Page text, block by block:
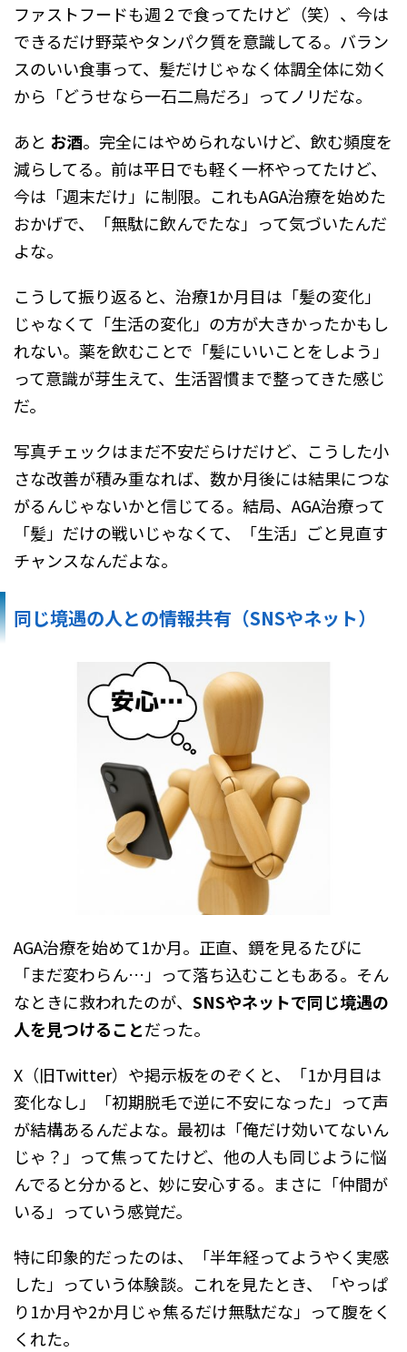
ファストフードも週２で食ってたけど（笑）、今は
できるだけ野菜やタンパク質を意識してる。バラン
スのいい食事って、髪だけじゃなく体調全体に効く
から「どうせなら一石二鳥だろ」ってノリだな。
あと お酒。完全にはやめられないけど、飲む頻度を
減らしてる。前は平日でも軽く一杯やってたけど、
今は「週末だけ」に制限。これもAGA治療を始めた
おかげで、「無駄に飲んでたな」って気づいたんだ
よな。
こうして振り返ると、治療1か月目は「髪の変化」
じゃなくて「生活の変化」の方が大きかったかもし
れない。薬を飲むことで「髪にいいことをしよう」
って意識が芽生えて、生活習慣まで整ってきた感じ
だ。
写真チェックはまだ不安だらけだけど、こうした小
さな改善が積み重なれば、数か月後には結果につな
がるんじゃないかと信じてる。結局、AGA治療って
「髪」だけの戦いじゃなくて、「生活」ごと見直す
チャンスなんだよな。
同じ境遇の人との情報共有（SNSやネット）
AGA治療を始めて1か月。正直、鏡を見るたびに
「まだ変わらん…」って落ち込むこともある。そん
なときに救われたのが、 SNSやネットで同じ境遇の
人を見つけることだった。
X（旧Twitter）や掲示板をのぞくと、「1か月目は
変化なし」「初期脱毛で逆に不安になった」って声
が結構あるんだよな。最初は「俺だけ効いてないん
じゃ？」って焦ってたけど、他の人も同じように悩
んでると分かると、妙に安心する。まさに「仲間が
いる」っていう感覚だ。
特に印象的だったのは、「半年経ってようやく実感
した」っていう体験談。これを見たとき、「やっぱ
り1か月や2か月じゃ焦るだけ無駄だな」って腹をく
くれた。